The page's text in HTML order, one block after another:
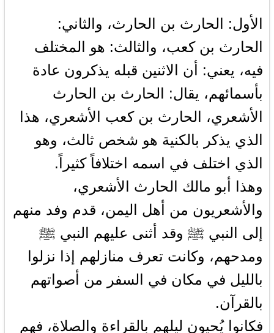
الأول: الحارث بن الحارث، والثاني:
الحارث بن كعب، والثالث: هو المختلف
فيه، يعني: أن الاثنين قبله يذكرون عادة
بأسمائهم، يقال: الحارث بن الحارث
الأشعري، الحارث بن كعب الأشعري، هذا
الذي يذكر بالكنية هو شخص ثالث، وهو
الذي اختلف في اسمه اختلافاً كثيراً.
وهذا أبو مالك الحارث الأشعري،
والأشعريون من أهل اليمن، قدم وفد منهم
إلى النبي ﷺ وقد أثنى عليهم النبي ﷺ
ومدحهم، وكانت تعرف منازلهم إذا نزلوا
بالليل في مكان في السفر من أصواتهم
بالقرآن.
فكانوا يُحيون ليلهم بالقراءة والصلاة، فهم